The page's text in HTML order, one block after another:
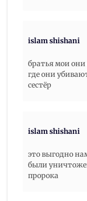
islam shishani
братья мои
где они
сестёр
islam shishani
это выгодно
были
пророка